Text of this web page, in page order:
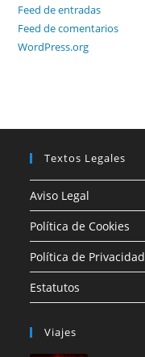
Feed de entradas
Feed de comentarios
WordPress.org
Textos Legales
Aviso Legal
Política de Cookies
Política de Privacidad
Estatutos
Viajes